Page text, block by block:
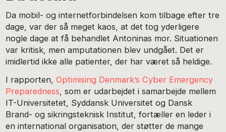
Da mobil- og internetforbindelsen kom tilbage efter tre
dage, var der så meget kaos, at det tog yderligere
nogle dage at få behandlet Antoninas mor. Situationen
var kritisk, men amputationen blev undgået. Det er
imidlertid ikke alle patienter, der har været så heldige.
I rapporten,Optimising Denmark’s Cyber Emergency
Preparedness, som er udarbejdet i samarbejde mellem
IT-Universitetet, Syddansk Universitet og Dansk
Brand- og sikringsteknisk Institut, fortæller en leder i
en international organisation, der støtter de mange